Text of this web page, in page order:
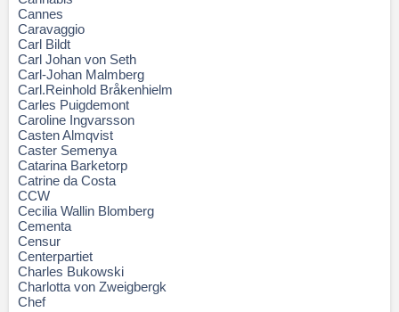
Cannes
Caravaggio
Carl Bildt
Carl Johan von Seth
Carl-Johan Malmberg
Carl.Reinhold Bråkenhielm
Carles Puigdemont
Caroline Ingvarsson
Casten Almqvist
Caster Semenya
Catarina Barketorp
Catrine da Costa
CCW
Cecilia Wallin Blomberg
Cementa
Censur
Centerpartiet
Charles Bukowski
Charlotta von Zweigbergk
Chef